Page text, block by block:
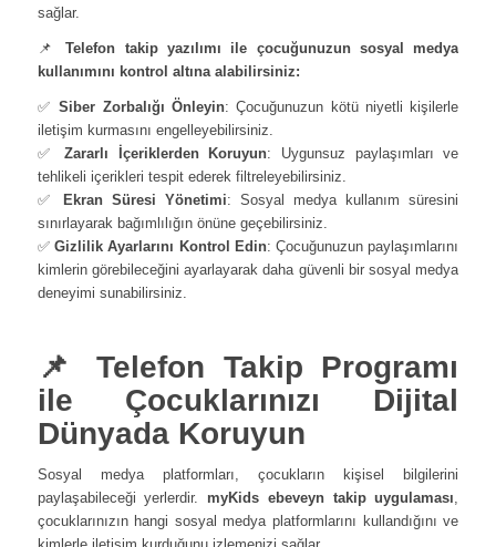
sağlar.
📌Telefon takip yazılımı ile çocuğunuzun sosyal medya
kullanımını kontrol altına alabilirsiniz:
✅Siber Zorbalığı Önleyin: Çocuğunuzun kötü niyetli kişilerle
iletişim kurmasını engelleyebilirsiniz.
✅ Zararlı İçeriklerden Koruyun: Uygunsuz paylaşımları ve
tehlikeli içerikleri tespit ederek filtreleyebilirsiniz.
✅
Ekran Süresi Yönetimi: Sosyal medya kullanım süresini
sınırlayarak bağımlılığın önüne geçebilirsiniz.
✅Gizlilik Ayarlarını Kontrol Edin: Çocuğunuzun paylaşımlarını
kimlerin görebileceğini ayarlayarak daha güvenli bir sosyal medya
deneyimi sunabilirsiniz.
📌 Telefon Takip Programı
ile Çocuklarınızı Dijital
Dünyada Koruyun
Sosyal medya platformları, çocukların kişisel bilgilerini
paylaşabileceği yerlerdir. myKids ebeveyn takip uygulaması,
çocuklarınızın hangi sosyal medya platformlarını kullandığını ve